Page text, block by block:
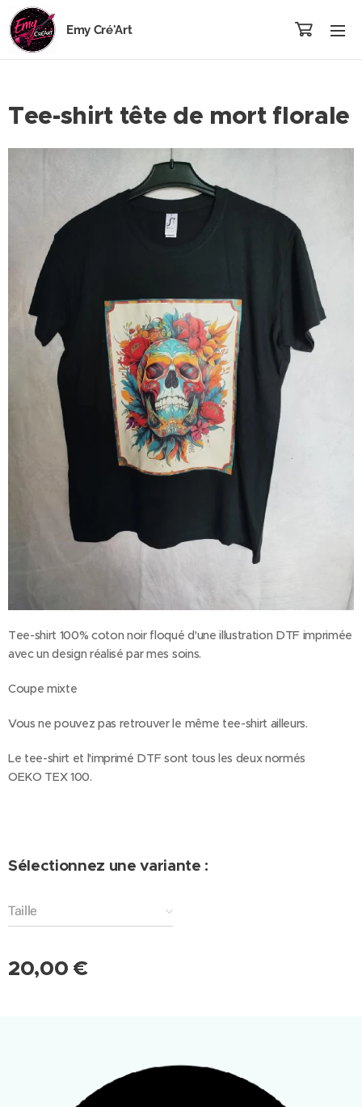
Emy Cré'Art
Tee-shirt tête de mort florale
Tee-shirt 100% coton noir floqué d'une illustration DTF imprimée
avec un design réalisé par mes soins.
Coupe mixte
Vous ne pouvez pas retrouver le même tee-shirt ailleurs.
Le tee-shirt et l'imprimé DTF sont tous les deux normés
OEKO TEX 100.
Sélectionnez une variante :
Taille
20,00 €